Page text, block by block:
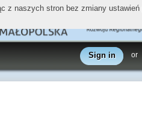
Sign in or
naszych stron bez zmiany ustawień